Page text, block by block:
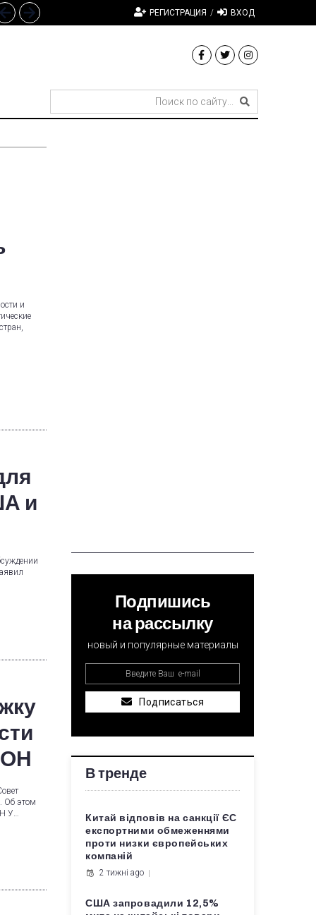
РЕГИСТРАЦИЯ / ВХОД
и
и
Об этом
У…
Подпишись
на рассылку
новый и популярные материалы
Подписаться
В тренде
Китай відповів на санкції ЄС
експортними обмеженнями
проти низки європейських
компаній
2 тижні ago
США запровадили 12,5%